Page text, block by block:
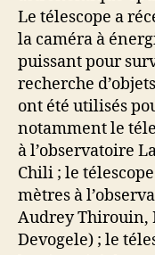
Le télescope a
la caméra à
puissant pour
recherche
ont été utilisés
notamment le
à l’observatoire
Chili ; le
mètres à
Audrey Thirouin,
Devogele) ; le